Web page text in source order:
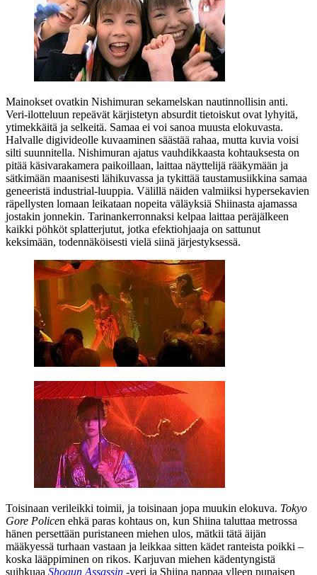
Mainokset ovatkin Nishimuran sekamelskan nautinnollisin anti.
Veri-ilotteluun repeävät kärjistetyn absurdit tietoiskut ovat lyhyitä,
ytimekkäitä ja selkeitä. Samaa ei voi sanoa muusta elokuvasta.
Halvalle digivideolle kuvaaminen säästää rahaa, mutta kuvia voisi
silti suunnitella. Nishimuran ajatus vauhdikkaasta kohtauksesta on
pitää käsivarakamera paikoillaan, laittaa näyttelijä rääkymään ja
sätkimään maanisesti lähikuvassa ja tykittää taustamusiikkina samaa
geneeristä industrial-luuppia. Välillä näiden valmiiksi hypersekavien
räpellysten lomaan leikataan nopeita väläyksiä Shiinasta ajamassa
jostakin jonnekin. Tarinankerronnaksi kelpaa laittaa peräjälkeen
kaikki pöhköt splatterjutut, jotka efektiohjaaja on sattunut
keksimään, todennäköisesti vielä siinä järjestyksessä.
Toisinaan verileikki toimii, ja toisinaan jopa muukin elokuva. Tokyo
Gore Policen ehkä paras kohtaus on, kun Shiina taluttaa metrossa
hänen persettään puristaneen miehen ulos, mätkii tätä äijän
määkyessä turhaan vastaan ja leikkaa sitten kädet ranteista poikki –
koska lääppiminen on rikos. Karjuvan miehen kädentyngistä
suihkuaa Shogun Assassin ‑veri ja Shiina nappaa ylleen punaisen